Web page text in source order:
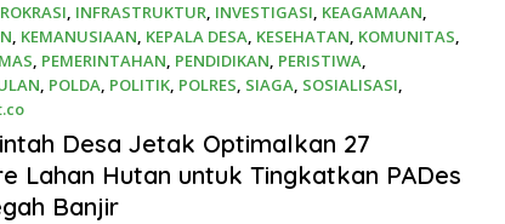
, INFRASTRUKTUR, INVESTIGASI, KEAGAMAAN,
, KEMANUSIAAN, KEPALA DESA, KESEHATAN, KOMUNITAS,
, PEMERINTAHAN, PENDIDIKAN, PERISTIWA,
, POLDA, POLITIK, POLRES, SIAGA, SOSIALISASI,
Desa Jetak Optimalkan 27
Lahan Hutan untuk Tingkatkan PADes
Banjir